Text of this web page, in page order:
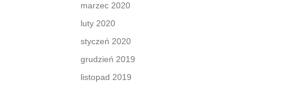
marzec 2020
luty 2020
styczeń 2020
grudzień 2019
listopad 2019